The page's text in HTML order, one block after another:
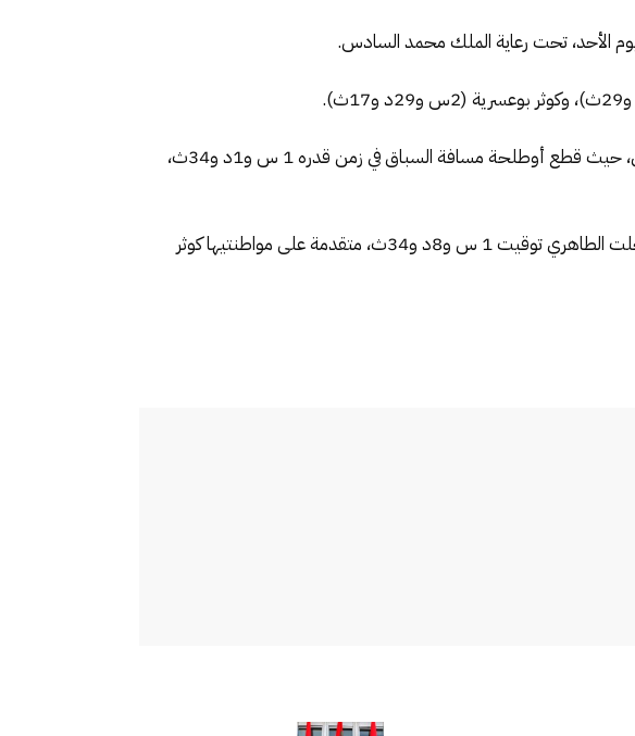
من جهة أخرى، فاز العداء المغربي محسن أوطلحة بلقب الدورة الـ34 لنصف ماراطون مراكش الدولي، حيث قطع أوطلحة مسافة السباق في زمن قدره 1 س و1د و34ث،
فيما أحرزت العداءة المغربية رحمة الطاهري لقب الدورة ال34 لنصف ماراطون مراكش الدولي، وسجلت الطاهري توقيت 1 س و8د و34ث، متقدمة على مواطنتيها كوثر